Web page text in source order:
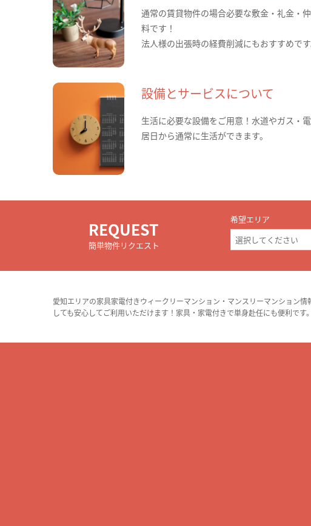
通常の賃貸物件の場合必要な敷金・礼金・
料です！
法人様の出張時の経費削減にもおすすめです
設備とサービスについて
生活に必要な設備をご用意！水道やガス・
居日から通常に生活ができます。
REQUEST
簡単物件リクエスト
希望エリア
愛知エリアの家具家電付きウィークリーマンション・マンスリーマンション
しても安心してご利用いただけます！家具・家電付きで単身赴任にも便利です。